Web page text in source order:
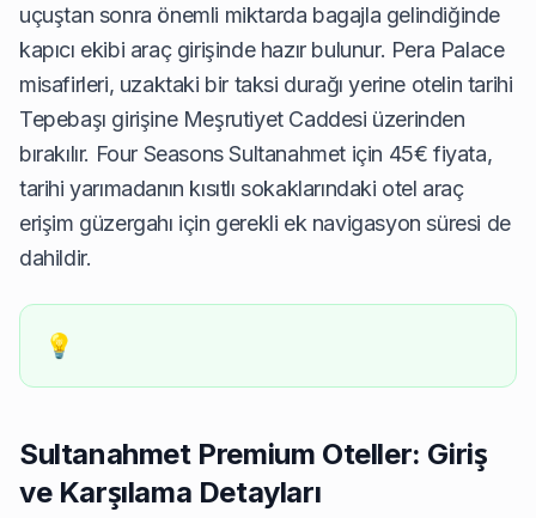
uçuştan sonra önemli miktarda bagajla gelindiğinde
kapıcı ekibi araç girişinde hazır bulunur. Pera Palace
misafirleri, uzaktaki bir taksi durağı yerine otelin tarihi
Tepebaşı girişine Meşrutiyet Caddesi üzerinden
bırakılır. Four Seasons Sultanahmet için 45€ fiyata,
tarihi yarımadanın kısıtlı sokaklarındaki otel araç
erişim güzergahı için gerekli ek navigasyon süresi de
dahildir.
💡
Sultanahmet Premium Oteller: Giriş
ve Karşılama Detayları